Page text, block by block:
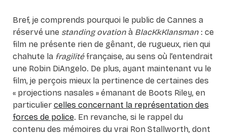
Bref, je comprends pourquoi le public de Cannes a
réservé une standing ovationà BlacKkKlansman: ce
film ne présente rien de gênant, de rugueux, rien qui
chahute la fragilitéfrançaise, au sens où l’entendrait
une Robin DiAngelo. De plus, ayant maintenant vu le
film, je perçois mieux la pertinence de certaines des
« projections nasales » émanant de Boots Riley, en
particulier celles concernant la représentation des
forces de police. En revanche, si le rappel du
contenu des mémoires du vrai Ron Stallworth, dont